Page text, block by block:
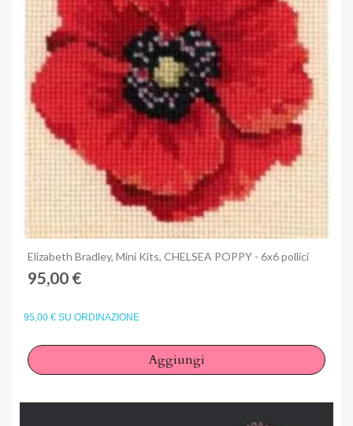
Anteprima
Elizabeth Bradley, Mini Kits, CHELSEA POPPY - 6x6 pollici
95,00 €
95,00 € SU ORDINAZIONE
Aggiungi